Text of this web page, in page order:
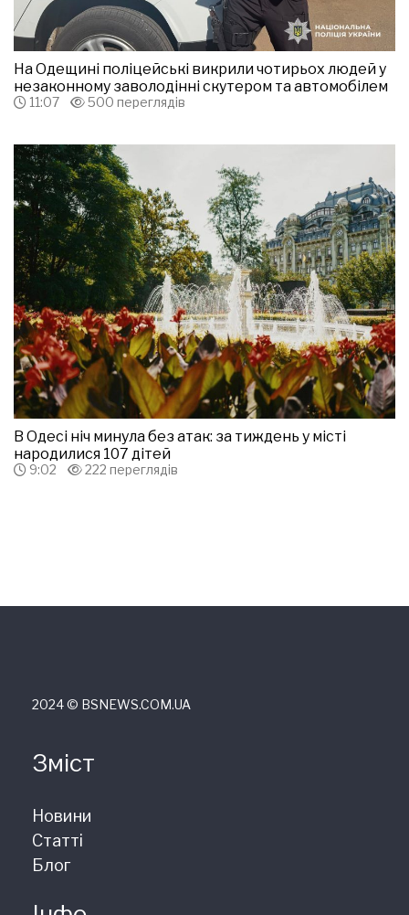
На Одещині поліцейські викрили чотирьох людей у
незаконному заволодінні скутером та автомобілем
11:07 500 переглядів
В Одесі ніч минула без атак: за тиждень у місті
народилися 107 дітей
9:02 222 переглядів
2024 © ВSNEWS.COM.UA
Зміст
Новини
Статті
Блог